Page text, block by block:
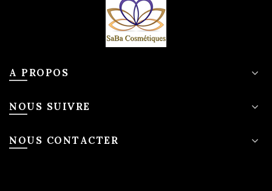
A PROPOS
NOUS SUIVRE
NOUS CONTACTER